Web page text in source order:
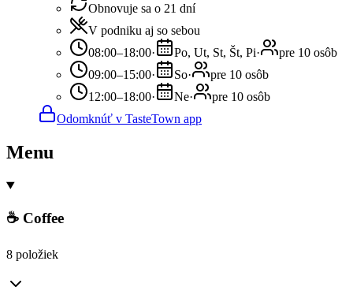
Obnovuje sa o 21 dní
V podniku aj so sebou
08:00–18:00· Po, Ut, St, Št, Pi·
pre 10 osôb
09:00–15:00· So·
pre 10 osôb
12:00–18:00· Ne·
pre 10 osôb
Odomknúť v TasteTown app
Menu
☕ Coffee
8 položiek